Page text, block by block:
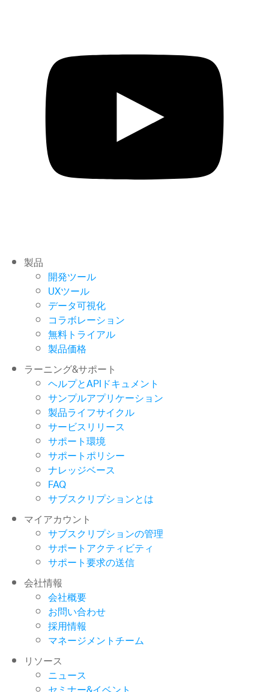
製品
開発ツール
UXツール
データ可視化
コラボレーション
無料トライアル
製品価格
ラーニング&サポート
ヘルプとAPIドキュメント
サンプルアプリケーション
製品ライフサイクル
サービスリリース
サポート環境
サポートポリシー
ナレッジベース
FAQ
サブスクリプションとは
マイアカウント
サブスクリプションの管理
サポートアクティビティ
サポート要求の送信
会社情報
会社概要
お問い合わせ
採用情報
マネージメントチーム
リソース
ニュース